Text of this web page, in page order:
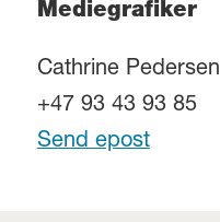
Mediegrafiker
Cathrine Pedersen
+47 93 43 93 85
Send epost